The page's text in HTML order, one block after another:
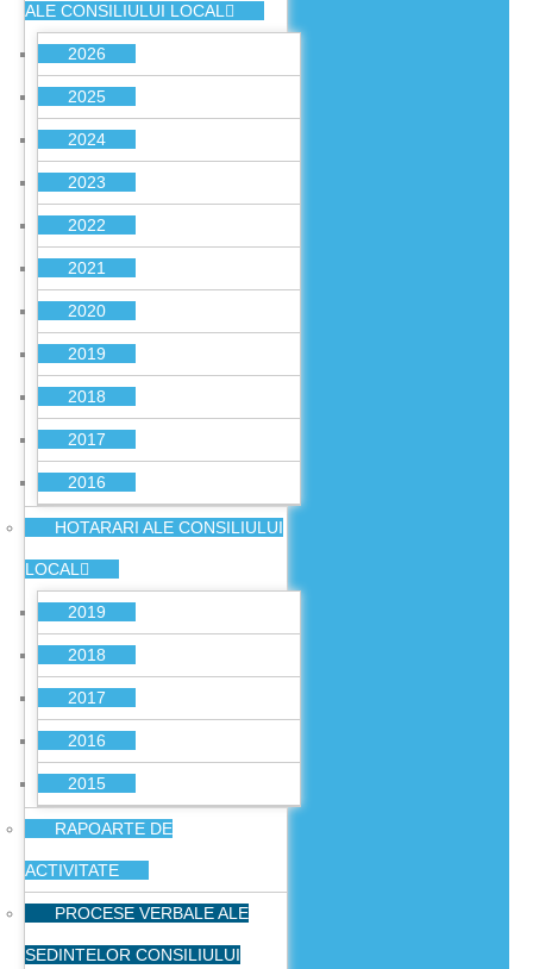
ALE CONSILIULUI LOCAL
2026
2025
2024
2023
2022
2021
2020
2019
2018
2017
2016
HOTARARI ALE CONSILIULUI
LOCAL
2019
2018
2017
2016
2015
RAPOARTE DE
ACTIVITATE
PROCESE VERBALE ALE
SEDINTELOR CONSILIULUI